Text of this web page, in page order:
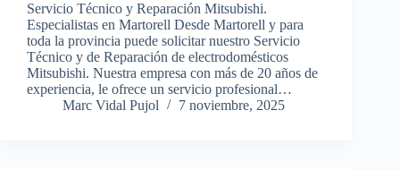
Servicio Técnico y Reparación Mitsubishi.
Especialistas en Martorell Desde Martorell y para
toda la provincia puede solicitar nuestro Servicio
Técnico y de Reparación de electrodomésticos
Mitsubishi. Nuestra empresa con más de 20 años de
experiencia, le ofrece un servicio profesional…
Marc Vidal Pujol
7 noviembre, 2025